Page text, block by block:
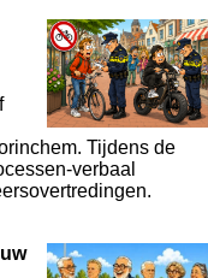
Tijdens de
verbaal